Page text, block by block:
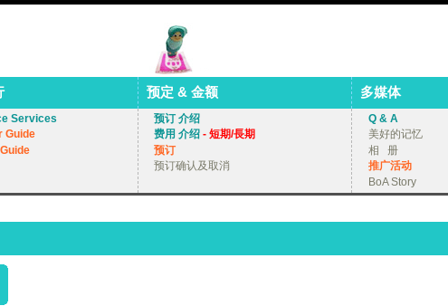
预定 & 金额 多媒体
Services
Guide
预订 介绍
费用 介绍 - 短期/長期
预订
预订确认及取消
Q & A
美好的记忆
相 册
推广活动
BoA Story